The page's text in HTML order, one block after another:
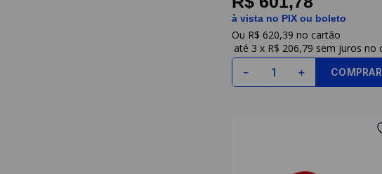
à vista no PIX ou boleto
R$ 620,39
3 x R$ 206,79 sem juros
＋
－ COMPRAR